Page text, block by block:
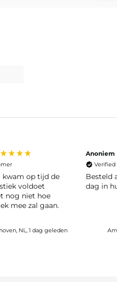
kwam op tijd de
voldoet
nog niet hoe
mee zal gaan.
NL, 1 dag geleden
Anoniem
Verified
Besteld
dag in